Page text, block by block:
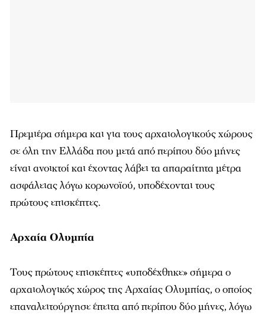
Πρεμιέρα σήμερα και για τους αρχαιολογικούς χώρους
σε όλη την Ελλάδα που μετά από περίπου δύο μήνες
είναι ανοικτοί και έχοντας λάβει τα απαραίτητα μέτρα
ασφάλειας λόγω κορωνοϊού, υποδέχονται τους
πρώτους επισκέπτες.
Αρχαία Ολυμπία
Τους πρώτους επισκέπτες «υποδέχθηκε» σήμερα ο
αρχαιολογικός χώρος της Αρχαίας Ολυμπίας, ο οποίος
επαναλειτούργησε έπειτα από περίπου δύο μήνες, λόγω